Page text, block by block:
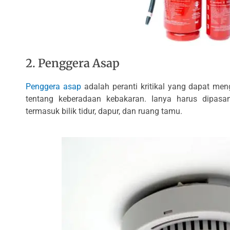
2. Penggera Asap
Penggera asapadalah peranti kritikal yang dapat
tentang keberadaan kebakaran. Ianya harus
termasuk bilik tidur, dapur, dan ruang tamu.